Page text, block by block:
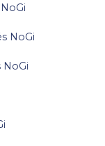
NoGi
NoGi